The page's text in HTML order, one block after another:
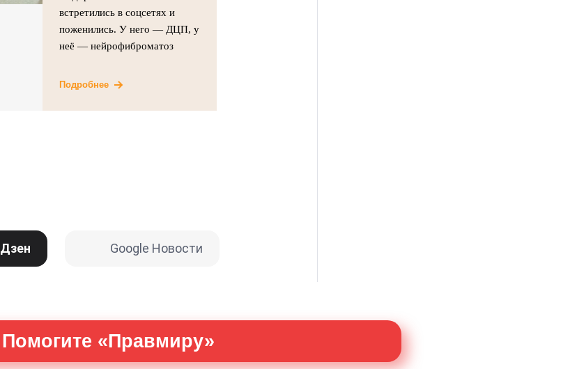
встретились в соцсетях и
поженились. У него — ДЦП, у
неё — нейрофиброматоз
Подробнее
Дзен Google Новости
Помогите «Правмиру»